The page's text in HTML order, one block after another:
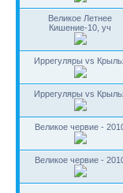
Великое Летнее
Кишение-10, уч
Иррегуляры vs
Иррегуляры vs
Великое червие -
Великое червие -